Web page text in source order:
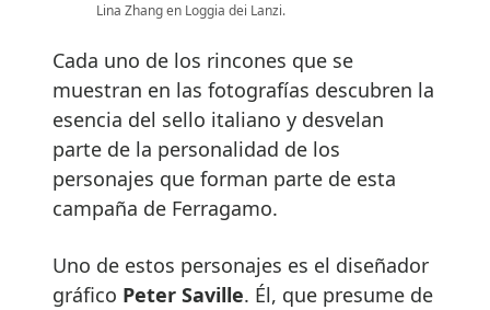
Lina Zhang en Loggia dei Lanzi.
Cada uno de los rincones que se
muestran en las fotografías descubren la
esencia del sello italiano y desvelan
parte de la personalidad de los
personajes que forman parte de esta
campaña de Ferragamo.
Uno de estos personajes es el diseñador
gráfico Peter Saville. Él, que presume de